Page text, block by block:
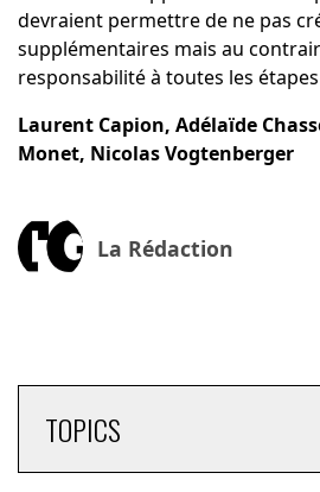
devraient permettre de ne pas
supplémentaires mais au
responsabilité à toutes les
Laurent Capion, Adélaïde
Monet, Nicolas Vogtenberger
La Rédaction
TOPICS